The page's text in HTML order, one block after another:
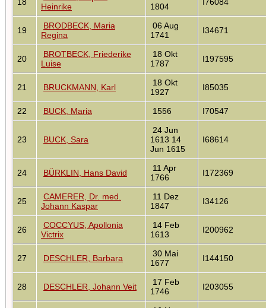
Heinrike
1804
19
BRODBECK, Maria
Regina
06 Aug
1741
I34671
20
BROTBECK, Friederike
Luise
18 Okt
1787
I197595
21 BRUCKMANN, Karl
18 Okt
1927
I85035
22 BUCK, Maria 1556 I70547
23 BUCK, Sara
24 Jun
1613 14
Jun 1615
I68614
24 BÜRKLIN, Hans David
11 Apr
1766
I172369
25
CAMERER, Dr. med.
Johann Kaspar
11 Dez
1847
I34126
26
COCCYUS, Apollonia
Victrix
14 Feb
1613
I200962
27 DESCHLER, Barbara
30 Mai
1677
I144150
28 DESCHLER, Johann Veit
17 Feb
1746
I203055